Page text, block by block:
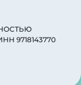
9718143770